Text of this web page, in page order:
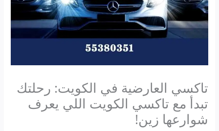
تاكسي العارضية في الكويت: رحلتك
تبدأ مع تاكسي الكويت اللي يعرف
شوارعها زين!